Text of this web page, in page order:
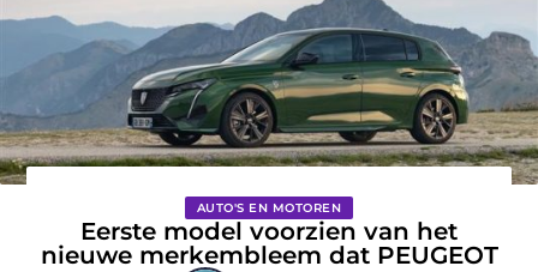
AUTO'S EN MOTOREN
Eerste model voorzien van het
nieuwe merkembleem dat PEUGEOT